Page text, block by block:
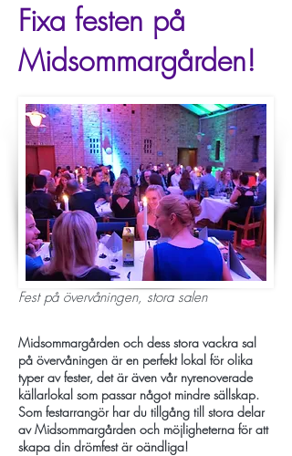
Fixa festen på
Midsommargården!
Fest på övervåningen, stora salen
Midsommargården och dess stora vackra sal
på övervåningen är en perfekt lokal för olika
typer av fester, det är även vår nyrenoverade
källarlokal som passar något mindre sällskap.
Som festarrangör har du tillgång till stora delar
av Midsommargården och möjligheterna för att
skapa din drömfest är oändliga!